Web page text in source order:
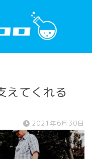
えてくれる
2021年6月30日